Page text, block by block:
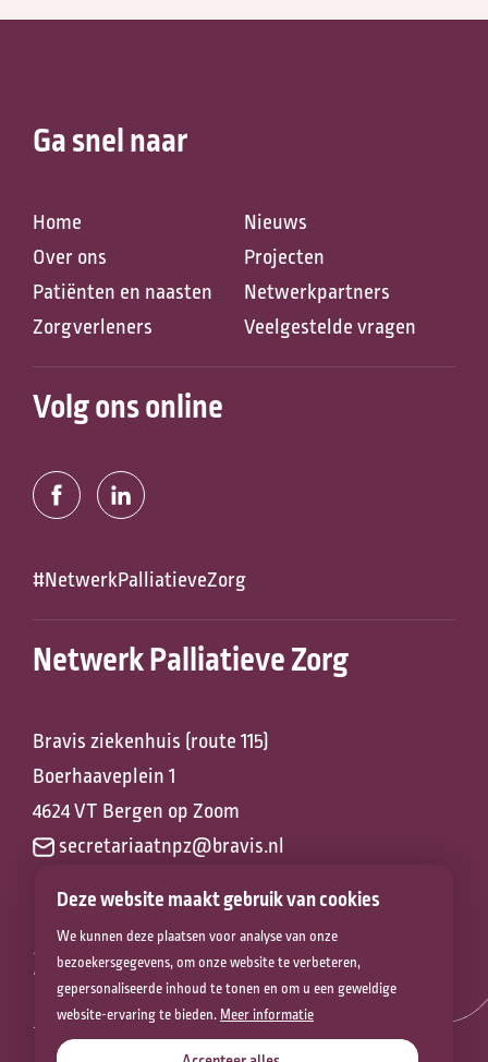
Deze website maakt gebruik van cookies
We kunnen deze plaatsen voor analyse van onze
bezoekersgegevens, om onze website te verbeteren,
gepersonaliseerde inhoud te tonen en om u een geweldige
website-ervaring te bieden. Meer informatie
Ga snel naar
Home
Over ons
Patiënten en naasten
Zorgverleners
Nieuws
Projecten
Netwerkpartners
Veelgestelde vragen
Volg ons online
#NetwerkPalliatieveZorg
Netwerk Palliatieve Zorg
Bravis ziekenhuis (route 115)
Boerhaaveplein 1
4624 VT Bergen op Zoom
secretariaatnpz@bravis.nl
Zorg voor het
leven